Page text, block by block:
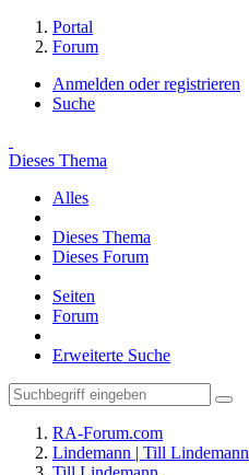
Portal
Forum
Anmelden oder registrieren
Suche
Dieses Thema
Alles
Dieses Thema
Dieses Forum
Seiten
Forum
Erweiterte Suche
RA-Forum.com
Lindemann | Till Lindemann